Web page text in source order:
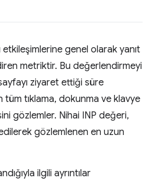
etkileşimlerine genel olarak yanıt
metriktir. Bu değerlendirmeyi
ziyaret ettiği süre
tıklama, dokunma ve klavye
gözlemler. Nihai INP değeri,
gözlemlenen en uzun
ilgili ayrıntılar